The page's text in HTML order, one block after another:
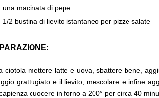
una macinata di pepe
1/2 bustina di lievito istantaneo per pizze salate
ciotola mettere latte e uova, sbattere bene,
grattugiato e il lievito, mescolare e infine
cuocere in forno a 200° per circa 40